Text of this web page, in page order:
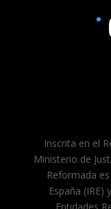
Inscrita en el
Ministerio de
Reformada
España (IRE)